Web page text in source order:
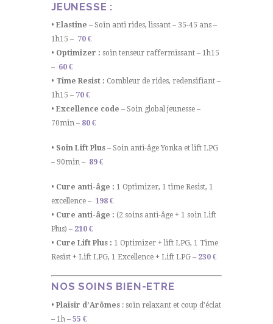
JEUNESSE :
• Elastine – Soin anti rides, lissant – 35-45 ans –
1h15 – 70 €
• Optimizer : soin tenseur raffermissant – 1h15
– 60 €
• Time Resist : Combleur de rides, redensifiant –
1h15 – 70 €
• Excellence code – Soin global jeunesse –
70min – 80 €
• Soin Lift Plus – Soin anti-âge Yonka et lift LPG
– 90min – 89 €
• Cure anti-âge : 1 Optimizer, 1 time Resist, 1
excellence – 198 €
• Cure anti-âge : (2 soins anti-âge + 1 soin Lift
Plus) – 210 €
• Cure Lift Plus : 1 Optimizer + lift LPG, 1 Time
Resist + Lift LPG, 1 Excellence + Lift LPG – 230 €
NOS SOINS BIEN-ETRE
• Plaisir d’Arômes : soin relaxant et coup d’éclat
– 1h – 55 €